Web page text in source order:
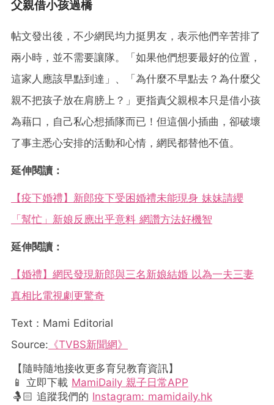
父親借小孩過橋
帖文發出後，不少網民均力挺男友，表示他們辛苦排了
兩小時，並不需要讓隊。「如果他們想要最好的位置，
這家人應該早點到達」、「為什麼不早點去？為什麼父
親不把孩子放在肩膀上？」更指責父親根本只是借小孩
為藉口，自己私心想插隊而已！但這個小插曲，卻破壞
了事主悉心安排的活動和心情，網民都替他不值。
延伸閱讀：
【疫下婚禮】新郎疫下受困婚禮未能現身 妹妹請纓
「幫忙」新娘反應出乎意料 網讚方法好機智
延伸閱讀：
【婚禮】網民發現新郎與三名新娘結婚 以為一夫三妻
真相比電視劇更驚奇
Text：Mami Editorial
Source: 《TVBS新聞網》
【隨時隨地接收更多育兒教育資訊】
📱 立即下載 MamiDaily 親子日常APP
🤱🏻 追蹤我們的 Instagram: mamidaily.hk